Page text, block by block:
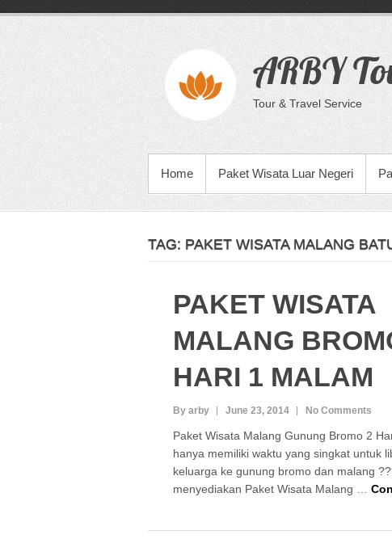
content
ARBY
Tour & Travel Service
PRIMARY MENU
Home Paket Wisata Luar Negeri
TAG: PAKET WISATA MALANG
PAKET WISATA
MALANG
HARI 1 MALAM
By arby June 23, 2014 No Comments
Paket Wisata Malang Gunung Bromo 2
hanya memiliki waktu yang singkat untuk
keluarga ke gunung bromo dan malang
menyediakan Paket Wisata Malang …